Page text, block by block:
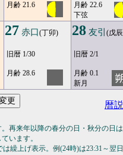
月齢 21.6
月齢 22.6
下弦
27 赤口(丁卯)
旧暦 1/30
月齢 28.6
28 友引 (戊
旧暦 2/1
月齢 0.1
新月
暦
再来年以降の春分の日・秋分の日は
います。
繰上げ表示。例(24時)は23:31～翌